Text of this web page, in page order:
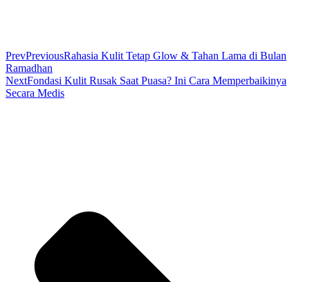
PrevPreviousRahasia Kulit Tetap Glow & Tahan Lama di Bulan
Ramadhan
NextFondasi Kulit Rusak Saat Puasa? Ini Cara Memperbaikinya
Secara Medis